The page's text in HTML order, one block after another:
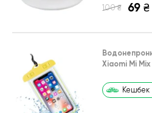
100 ₴ 69 ₴
Xiaomi Mi Mix
Кешбек